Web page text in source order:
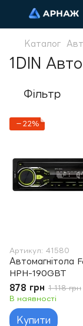
Каталог
1DIN
Фільтр
−22%
Артикул: 41580
Автомагнітола
HPH-190GBT
878 грн 1 118 грн
В наявності
Купити